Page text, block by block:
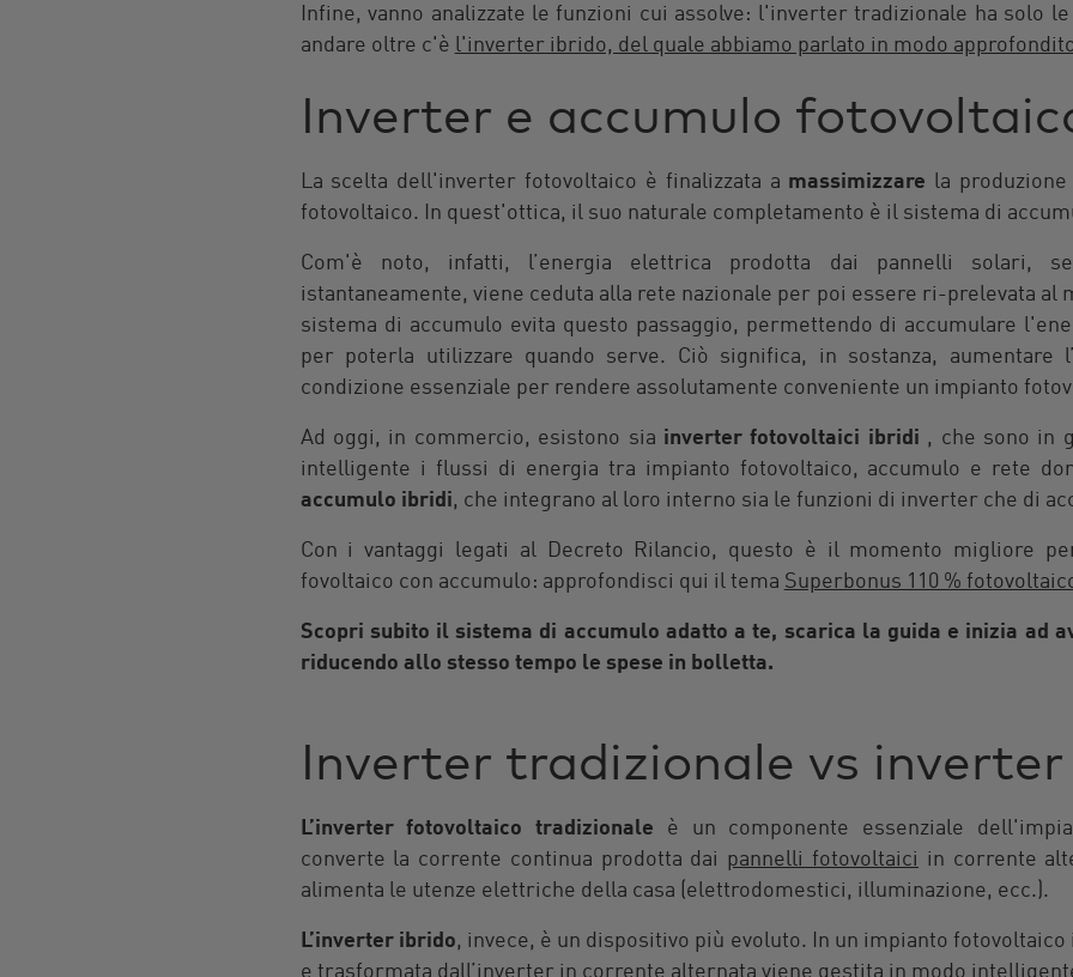
Infine, vanno analizzate le funzioni cui assolve: l'inverter tradizionale ha solo
andare oltre c'è l'inverter ibrido, del quale abbiamo parlato in modo
Inverter e accumulo
La scelta dell'inverter fotovoltaico è finalizzata a massimizzare la
fotovoltaico. In quest'ottica, il suo naturale completamento è il sistema di
Com'è noto, infatti, l’energia elettrica prodotta dai pannelli solari,
istantaneamente, viene ceduta alla rete nazionale per poi essere ri-prelevata al
sistema di accumulo evita questo passaggio, permettendo di accumulare
per poterla utilizzare quando serve. Ciò significa, in sostanza, aumentare
condizione essenziale per rendere assolutamente conveniente un impianto
Ad oggi, in commercio, esistono sia inverter fotovoltaici ibridi , che sono in
intelligente i flussi di energia tra impianto fotovoltaico, accumulo e rete
accumulo ibridi, che integrano al loro interno sia le funzioni di inverter che di
Con i vantaggi legati al Decreto Rilancio, questo è il momento migliore
fovoltaico con accumulo: approfondisci qui il tema Superbonus 110 %
Scopri subito il sistema di accumulo adatto a te, scarica la guida e inizia ad
riducendo allo stesso tempo le spese in bolletta.
Inverter tradizionale vs
L’inverter fotovoltaico tradizionale è un componente essenziale
converte la corrente continua prodotta dai pannelli fotovoltaici in corrente
alimenta le utenze elettriche della casa (elettrodomestici, illuminazione, ecc.).
L’inverter ibrido, invece, è un dispositivo più evoluto. In un impianto fotovoltaico
e trasformata dall’inverter in corrente alternata viene gestita in modo